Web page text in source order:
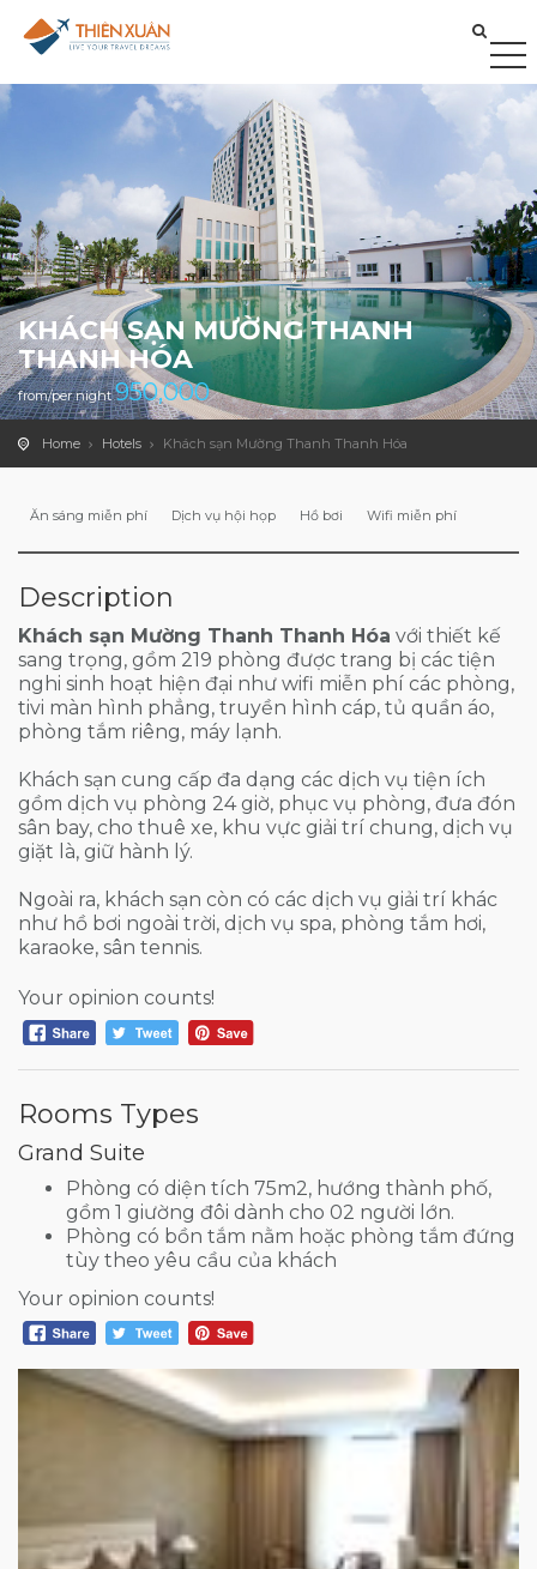
KHÁCH SẠN MƯỜNG THANH
THANH HÓA
from/per night950,000
Home Hotels Khách sạn Mường Thanh Thanh Hóa
Ăn sáng miễn phí Dịch vụ hội họp Hồ bơi Wifi miễn phí
Description
Khách sạn Mường Thanh Thanh Hóa với thiết kế
sang trọng, gồm 219 phòng được trang bị các tiện
nghi sinh hoạt hiện đại như wifi miễn phí các phòng,
tivi màn hình phẳng, truyền hình cáp, tủ quần áo,
phòng tắm riêng, máy lạnh.
Khách sạn cung cấp đa dạng các dịch vụ tiện ích
gồm dịch vụ phòng 24 giờ, phục vụ phòng, đưa đón
sân bay, cho thuê xe, khu vực giải trí chung, dịch vụ
giặt là, giữ hành lý.
Ngoài ra, khách sạn còn có các dịch vụ giải trí khác
như hồ bơi ngoài trời, dịch vụ spa, phòng tắm hơi,
karaoke, sân tennis.
Your opinion counts!
Rooms Types
Grand Suite
Phòng có diện tích 75m2, hướng thành phố,
gồm 1 giường đôi dành cho 02 người lớn.
Phòng có bồn tắm nằm hoặc phòng tắm đứng
tùy theo yêu cầu của khách
Your opinion counts!